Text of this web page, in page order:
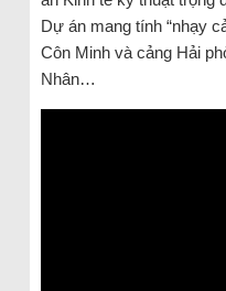
Dự án mang tính “nhạy
Côn Minh và cảng Hải
Nhân…